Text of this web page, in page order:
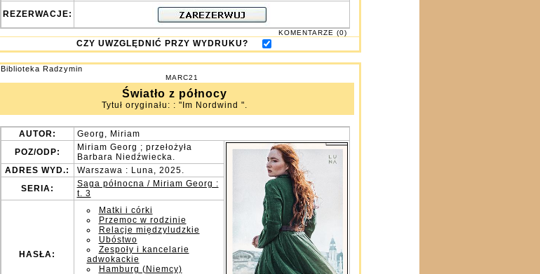
REZERWACJE:
KOMENTARZE (0)
CZY UWZGLĘDNIĆ PRZY WYDRUKU?
Biblioteka Radzymin
MARC21
Światło z północy
Tytuł oryginału: : "Im Nordwind ".
AUTOR:
Georg, Miriam
POZ/ODP:
Miriam Georg ; przełożyła
Barbara Niedźwiecka.
ADRES WYD.:
Warszawa : Luna, 2025.
SERIA:
Saga północna / Miriam Georg :
t. 3
HASŁA:
Matki i córki
Przemoc w rodzinie
Relacje międzyludzkie
Ubóstwo
Zespoły i kancelarie
adwokackie
Hamburg (Niemcy)